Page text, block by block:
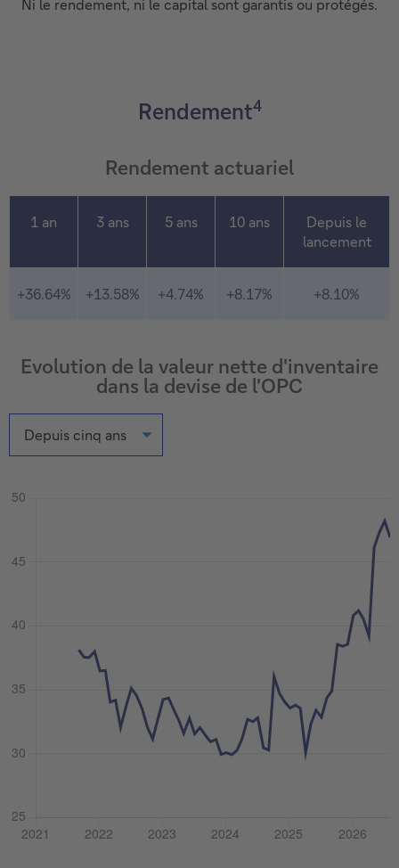
Rendement4
Rendement actuariel
1 an 3 ans 5 ans 10 ans
Depuis le
lancement
+36.64% +13.58% +4.74% +8.17% +8.10%
Evolution de la valeur nette d'inventaire
dans la devise de l'OPC